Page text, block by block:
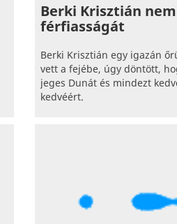
Berki Krisztián
férfiasságát
Berki Krisztián egy igazán
vett a fejébe, úgy döntött,
jeges Dunát és mindezt
kedvéért.